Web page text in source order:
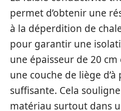
permet d’obtenir une
à la déperdition de
pour garantir une
une épaisseur de 20
une couche de liège
suffisante. Cela
matériau surtout dans